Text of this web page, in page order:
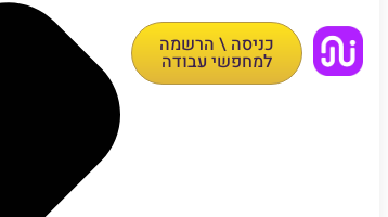
כניסה \ הרשמה
למחפשי עבודה